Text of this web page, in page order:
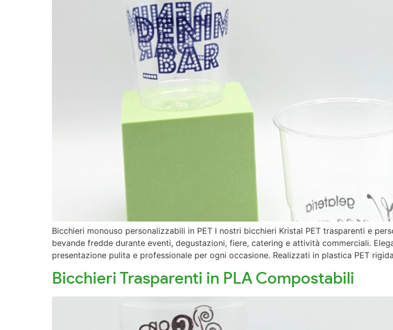
Bicchieri monouso personalizzabili in PET I nostri bicchieri Kristal PET trasparenti e
bevande fredde durante eventi, degustazioni, fiere, catering e attività commerciali.
presentazione pulita e professionale per ogni occasione. Realizzati in plastica PET
Bicchieri Trasparenti in PLA Compostabili